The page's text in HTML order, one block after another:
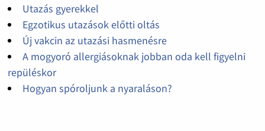
Utazás gyerekkel
Egzotikus utazások előtti oltás
Új vakcin az utazási hasmenésre
A mogyoró allergiásoknak jobban oda kell figyelni
repüléskor
Hogyan spóroljunk a nyaraláson?